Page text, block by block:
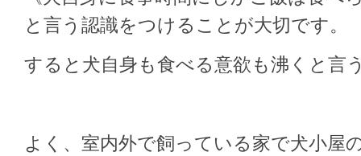
と言う認識をつけることが大切です。
すると犬自身も食べる意欲も沸くと言
よく、室内外で飼っている家で犬小屋